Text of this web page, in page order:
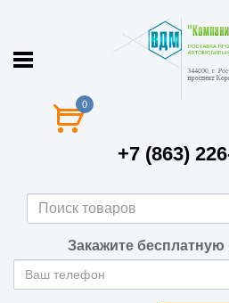
0
+7 (863)
Закажите